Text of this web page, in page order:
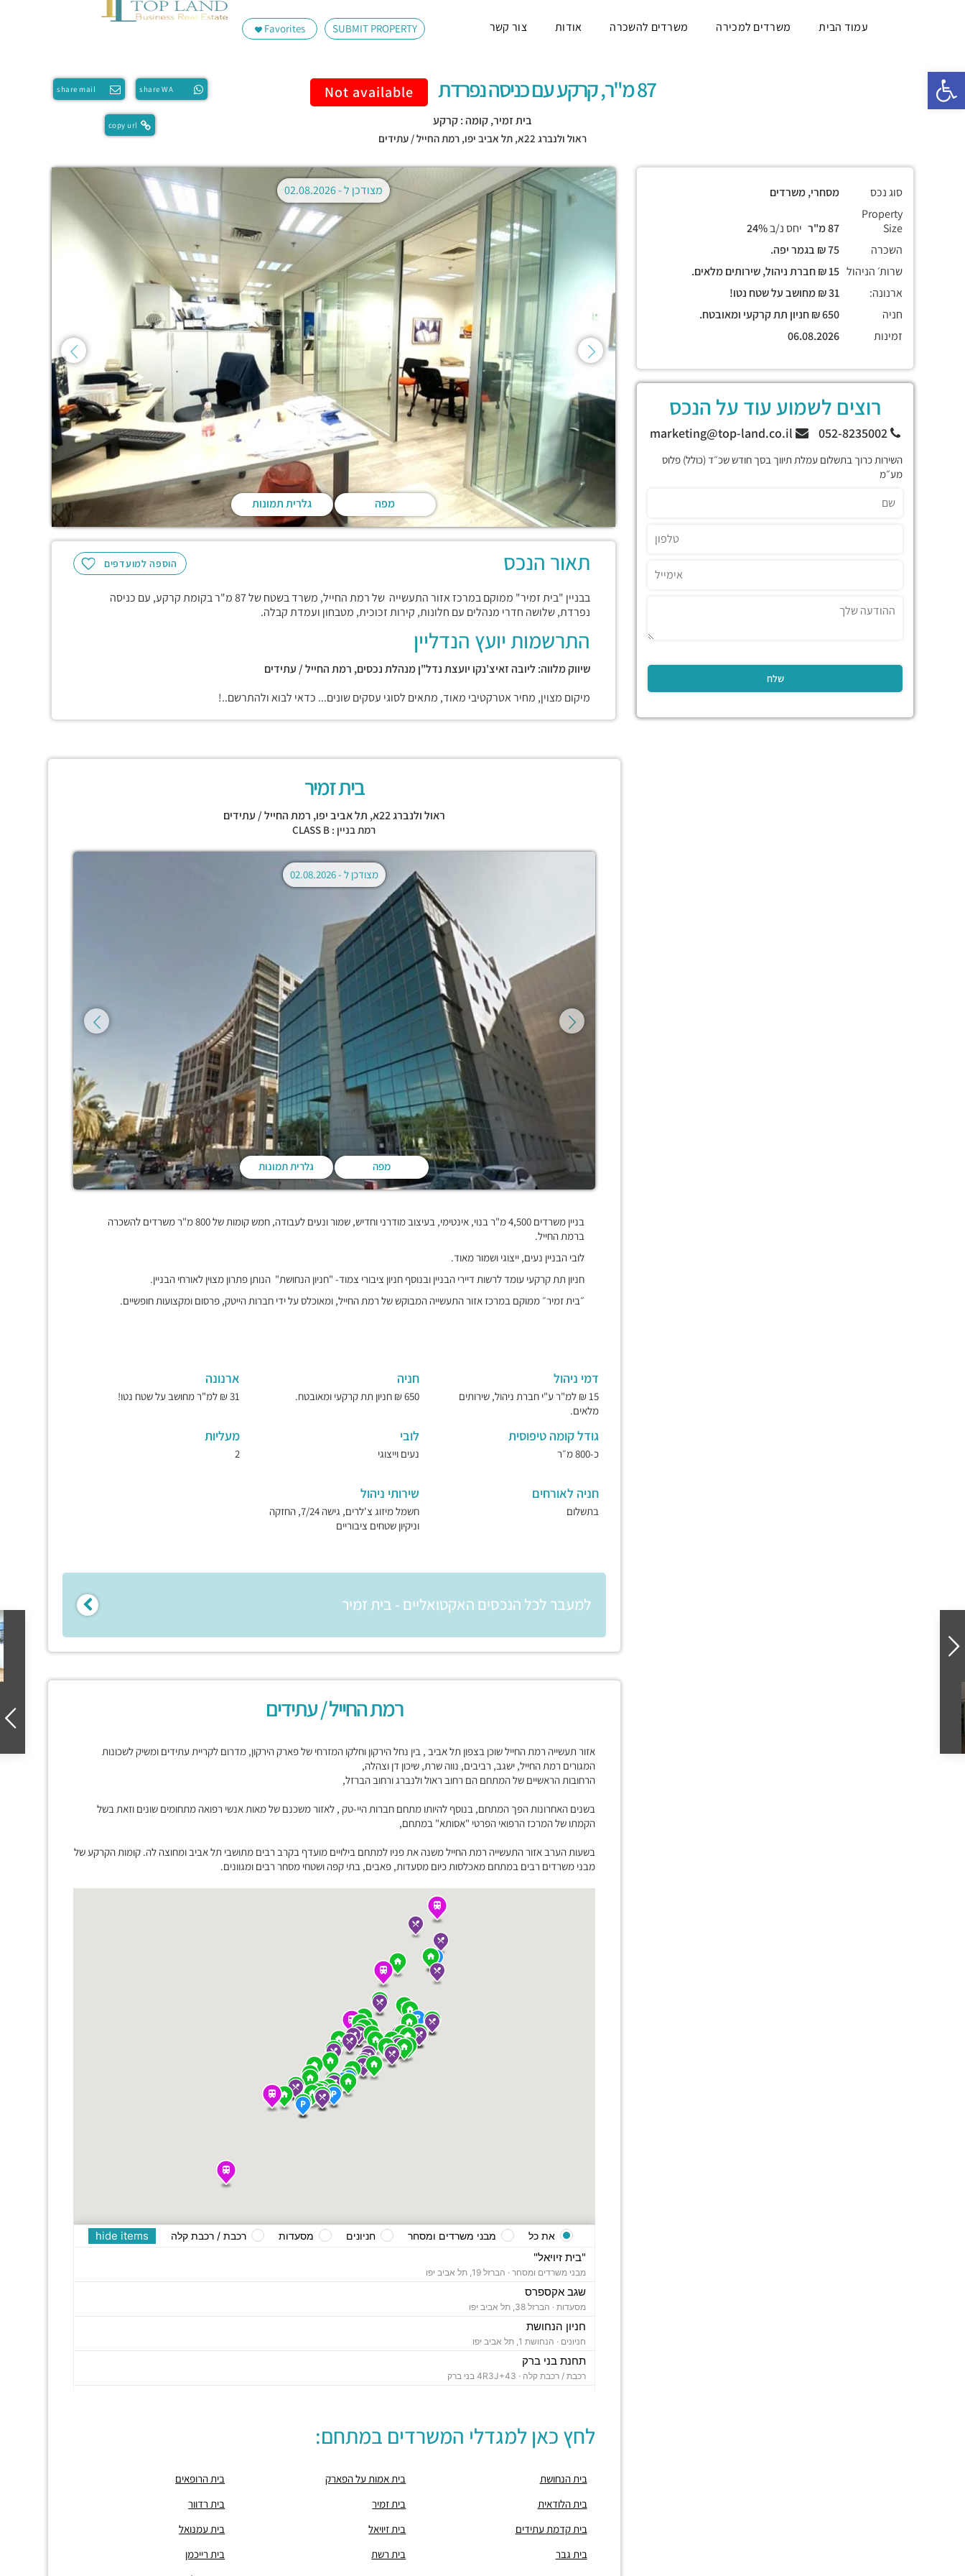
פתח סרגל נגישות
SUBMIT PROPERTY
Favorites עמוד הבית משרדים למכירה משרדים להשכרה אודות צור קשר
share WA
share mail
copy url
87 מ"ר, קרקע עם כניסה נפרדת Not available
בית זמיר, קומה : קרקע
ראול ולנברג 22א, תל אביב יפו, רמת החייל / עתידים
מפה גלרית תמונות
מצודכן ל -
הוספה למועדפים תאור הנכס
בבניין "בית זמיר" ממוקם במרכז אזור התעשייה של רמת החייל, משרד בשטח של 87 מ"ר בקומת קרקע, עם כניסה
נפרדת, שלושה חדרי מנהלים עם חלונות, קירות זכוכית, מטבחון ועמדת קבלה.
התרשמות יועץ הנדליין
שיווק מלווה: ליובה זאיצ'נקו יועצת נדל"ן מנהלת נכסים, רמת החייל / עתידים
מיקום מצוין, מחיר אטרקטיבי מאוד, מתאים לסוגי עסקים שונים... כדאי לבוא ולהתרשם..!
סוג נכס
מסחרי, משרדים
Property
Size
יחס נ/ב
השכרה
שרות׳ הניהול
ארנונה:
חניה
זמינות
רוצים לשמוע עוד על הנכס
השירות כרוך בתשלום עמלת תיווך בסך חודש שכ״ד (כולל) פלוס
מע״מ
בית זמיר
ראול ולנברג 22א, תל אביב יפו, רמת החייל / עתידים
רמת בניין : CLASS B
מפה גלרית תמונות
מצודכן ל -02.08.2026
בניין משרדים 4,500 מ"ר בנוי, אינטימי, בעיצוב מודרני וחדיש, שמור ונעים לעבודה, חמש קומות של 800 מ"ר משרדים להשכרה
ברמת החייל.
לובי הבניין נעים, ייצוגי ושמור מאוד.
חניון תת קרקעי עומד לרשות דיירי הבניין ובנוסף חניון ציבורי צמוד- "חניון הנחושת" הנותן פתרון מצוין לאורחי הבניין.
״בית זמיר״ ממוקם במרכז אזור התעשייה המבוקש של רמת החייל, ומאוכלס על ידי חברות הייטק, פרסום ומקצועות חופשיים.
דמי ניהול
15 ₪ למ"ר ע"י חברת ניהול, שירותים
מלאים.
חניה
650 ₪ חניון תת קרקעי ומאובטח.
ארנונה
31 ₪ למ"ר מחושב על שטח נטו!
גודל קומה טיפוסית
כ-800 מ״ר
לובי
נעים וייצוגי
מעליות
2
חניה לאורחים
בתשלום
שירותי ניהול
חשמל מיזוג צ'לרים, גישה 7/24, החזקה
וניקיון שטחים ציבוריים
למעבר לכל הנכסים האקטואליים - בית זמיר
רמת החייל / עתידים
אזור תעשייה רמת החייל שוכן בצפון תל אביב , בין נחל הירקון וחלקו המזרחי של פארק הירקון, מדרום לקריית עתידים ומשיק לשכונות
המגורים רמת החייל, ישגב, רביבים, נווה שרת, שיכון דן וצהלה,
הרחובות הראשיים של המתחם הם רחוב ראול ולנברג ורחוב הברזל,
בשנים האחרונות הפך המתחם, בנוסף להיותו מתחם חברות היי-טק , לאזור משכנם של מאות אנשי רפואה מתחומים שונים וזאת בשל
הקמתו של המרכז הרפואי הפרטי "אסותא" במתחם,
בשעות הערב אזור התעשייה רמת החייל משנה את פניו למתחם בילויים מועדף בקרב רבים מתושבי תל אביב ומחוצה לה. קומות הקרקע של
מבני משרדים רבים במתחם מאכלסות כיום מסעדות, פאבים, בתי קפה ושטחי מסחר רבים ומגוונים.
"בית זיויאל"
מבני משרדים ומסחר · הברזל 19, תל אביב יפו
שגב אקספרס
מסעדות · הברזל 38, תל אביב יפו
חניון הנחושת
חניונים · הנחושת 1, תל אביב יפו
תחנת בני ברק
רכבת / רכבת קלה ·
"בית B5"
מבני משרדים ומסחר ·הברזל 5א, תל אביב יפו
מבני משרדים ומסחר ·
"בית הברזל 25"
"בית הנחושת 10"
hide items את כל מבני משרדים ומסחר חניונים מסעדות רכבת / רכבת קלה
לחץ כאן למגדלי המשרדים במתחם:
בית הנחושת בית אמות על הפארק
בית הרופאים
בית הלודאית
בית זמיר
בית רדוור
בית קדמת עתידים
בית זיויאל
בית עמנואל
בית גבר
בית רשת
בית רייכמן